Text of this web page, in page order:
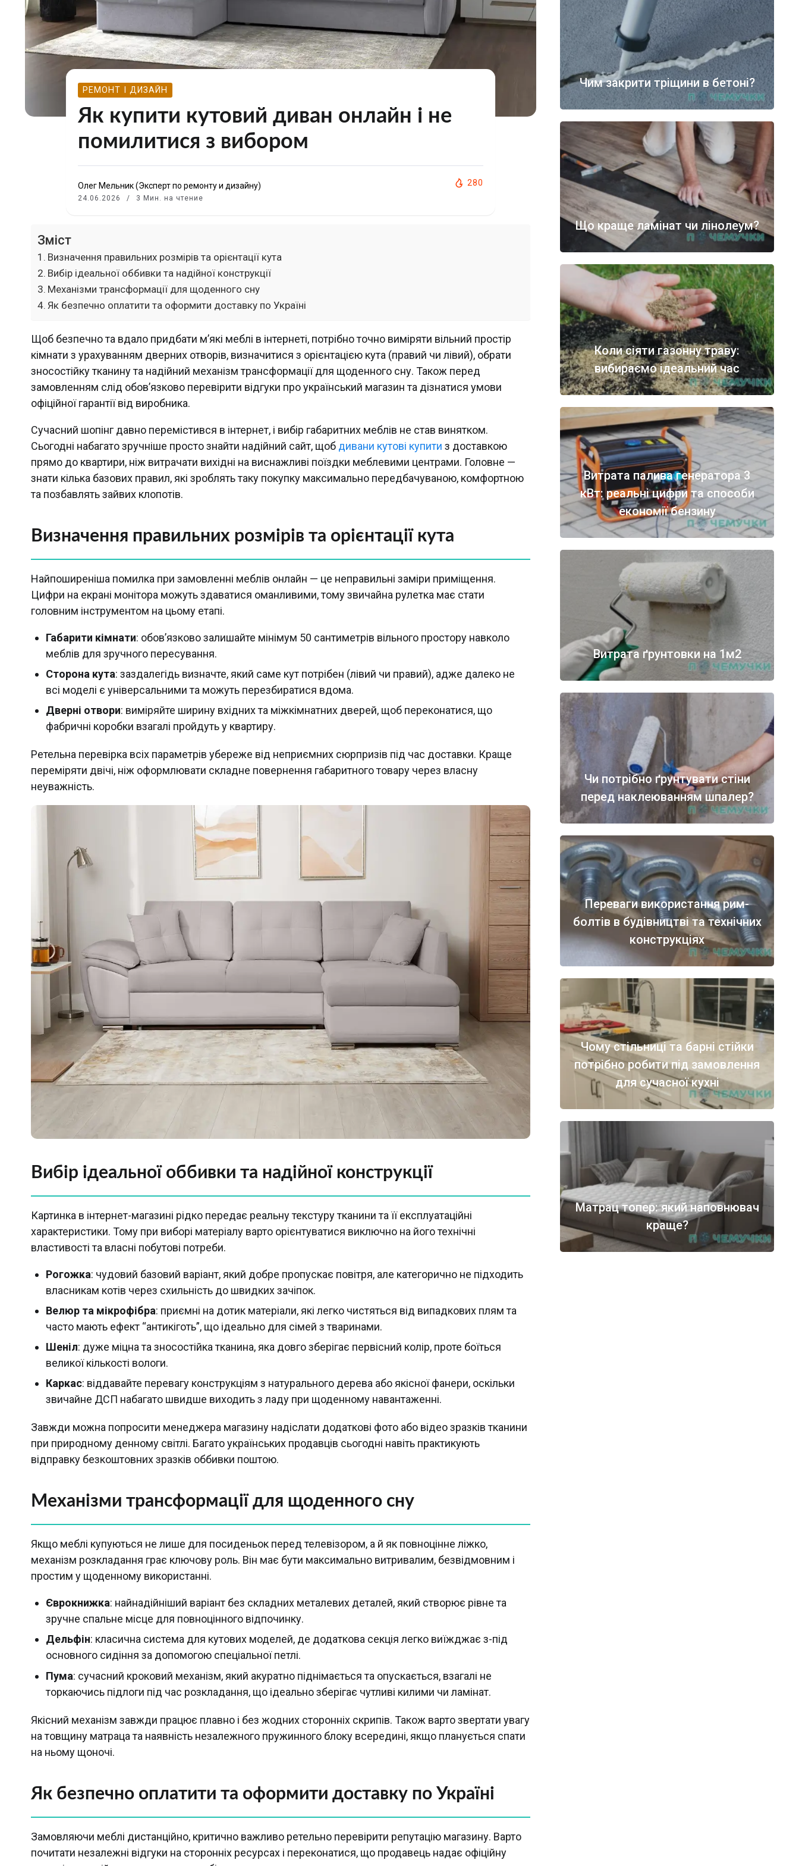
РЕМОНТ І ДИЗАЙН
Як купити кутовий диван онлайн і не
помилитися з вибором
Олег Мельник (Эксперт по ремонту и дизайну)
24.06.2026 3 Мин. на чтение
280
Зміст
Визначення правильних розмірів та орієнтації кута
Вибір ідеальної оббивки та надійної конструкції
Механізми трансформації для щоденного сну
Як безпечно оплатити та оформити доставку по Україні
Щоб безпечно та вдало придбати м’які меблі в інтернеті, потрібно точно виміряти вільний простір
кімнати з урахуванням дверних отворів, визначитися з орієнтацією кута (правий чи лівий), обрати
зносостійку тканину та надійний механізм трансформації для щоденного сну. Також перед
замовленням слід обов’язково перевірити відгуки про український магазин та дізнатися умови
офіційної гарантії від виробника.
Сучасний шопінг давно перемістився в інтернет, і вибір габаритних меблів не став винятком.
Сьогодні набагато зручніше просто знайти надійний сайт, щоб дивани кутові купити з доставкою
прямо до квартири, ніж витрачати вихідні на виснажливі поїздки меблевими центрами. Головне —
знати кілька базових правил, які зроблять таку покупку максимально передбачуваною, комфортною
та позбавлять зайвих клопотів.
Визначення правильних розмірів та орієнтації кута
Найпоширеніша помилка при замовленні меблів онлайн — це неправильні заміри приміщення.
Цифри на екрані монітора можуть здаватися оманливими, тому звичайна рулетка має стати
головним інструментом на цьому етапі.
Габарити кімнати: обов’язково залишайте мінімум 50 сантиметрів вільного простору навколо
меблів для зручного пересування.
Сторона кута: заздалегідь визначте, який саме кут потрібен (лівий чи правий), адже далеко не
всі моделі є універсальними та можуть перезбиратися вдома.
Дверні отвори: виміряйте ширину вхідних та міжкімнатних дверей, щоб переконатися, що
фабричні коробки взагалі пройдуть у квартиру.
Ретельна перевірка всіх параметрів убереже від неприємних сюрпризів під час доставки. Краще
переміряти двічі, ніж оформлювати складне повернення габаритного товару через власну
неуважність.
Вибір ідеальної оббивки та надійної конструкції
Картинка в інтернет-магазині рідко передає реальну текстуру тканини та її експлуатаційні
характеристики. Тому при виборі матеріалу варто орієнтуватися виключно на його технічні
властивості та власні побутові потреби.
Рогожка: чудовий базовий варіант, який добре пропускає повітря, але категорично не підходить
власникам котів через схильність до швидких зачіпок.
Велюр та мікрофібра: приємні на дотик матеріали, які легко чистяться від випадкових плям та
часто мають ефект “антикіготь”, що ідеально для сімей з тваринами.
Шеніл: дуже міцна та зносостійка тканина, яка довго зберігає первісний колір, проте боїться
великої кількості вологи.
Каркас: віддавайте перевагу конструкціям з натурального дерева або якісної фанери, оскільки
звичайне ДСП набагато швидше виходить з ладу при щоденному навантаженні.
Завжди можна попросити менеджера магазину надіслати додаткові фото або відео зразків тканини
при природному денному світлі. Багато українських продавців сьогодні навіть практикують
відправку безкоштовних зразків оббивки поштою.
Механізми трансформації для щоденного сну
Якщо меблі купуються не лише для посиденьок перед телевізором, а й як повноцінне ліжко,
механізм розкладання грає ключову роль. Він має бути максимально витривалим, безвідмовним і
простим у щоденному використанні.
Єврокнижка: найнадійніший варіант без складних металевих деталей, який створює рівне та
зручне спальне місце для повноцінного відпочинку.
Дельфін: класична система для кутових моделей, де додаткова секція легко виїжджає з-під
основного сидіння за допомогою спеціальної петлі.
Пума: сучасний кроковий механізм, який акуратно піднімається та опускається, взагалі не
торкаючись підлоги під час розкладання, що ідеально зберігає чутливі килими чи ламінат.
Якісний механізм завжди працює плавно і без жодних сторонніх скрипів. Також варто звертати увагу
на товщину матраца та наявність незалежного пружинного блоку всередині, якщо планується спати
на ньому щоночі.
Як безпечно оплатити та оформити доставку по Україні
Замовляючи меблі дистанційно, критично важливо ретельно перевірити репутацію магазину. Варто
почитати незалежні відгуки на сторонніх ресурсах і переконатися, що продавець надає офіційну
Чим закрити тріщини в бетоні?
Що краще ламінат чи лінолеум?
Коли сіяти газонну траву:
вибираємо ідеальний час
Витрата палива генератора 3
кВт: реальні цифри та способи
економії бензину
Витрата ґрунтовки на 1м2
Чи потрібно ґрунтувати стіни
перед наклеюванням шпалер?
Переваги використання рим-
болтів в будівництві та технічних
конструкціях
Чому стільниці та барні стійки
потрібно робити під замовлення
для сучасної кухні
Матрац топер: який наповнювач
краще?